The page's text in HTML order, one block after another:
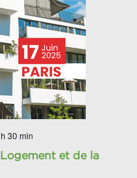
30 min
et de la